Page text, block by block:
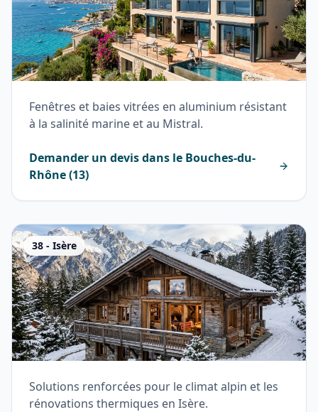
Fenêtres et baies vitrées en aluminium résistant
à la salinité marine et au Mistral.
Demander un devis dans le Bouches-du-
Rhône(13)
38 - Isère
Solutions renforcées pour le climat alpin et les
rénovations thermiques en Isère.